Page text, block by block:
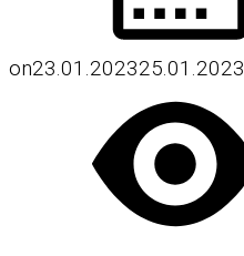
on23.01.202325.01.2023